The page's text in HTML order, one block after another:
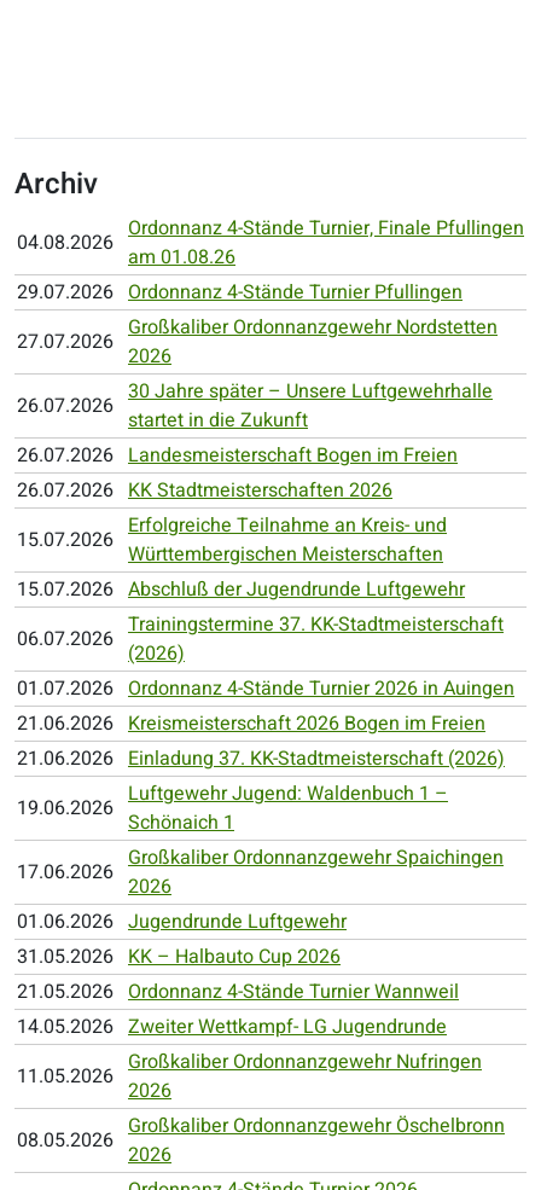
Archiv
04.08.2026 Ordonnanz 4-Stände Turnier, Finale Pfullingen
am 01.08.26
29.07.2026 Ordonnanz 4-Stände Turnier Pfullingen
27.07.2026 Großkaliber Ordonnanzgewehr Nordstetten
2026
26.07.2026 30 Jahre später – Unsere Luftgewehrhalle
startet in die Zukunft
26.07.2026 Landesmeisterschaft Bogen im Freien
26.07.2026 KK Stadtmeisterschaften 2026
15.07.2026 Erfolgreiche Teilnahme an Kreis- und
Württembergischen Meisterschaften
15.07.2026 Abschluß der Jugendrunde Luftgewehr
06.07.2026 Trainingstermine 37. KK-Stadtmeisterschaft
(2026)
01.07.2026 Ordonnanz 4-Stände Turnier 2026 in Auingen
21.06.2026 Kreismeisterschaft 2026 Bogen im Freien
21.06.2026 Einladung 37. KK-Stadtmeisterschaft (2026)
19.06.2026 Luftgewehr Jugend: Waldenbuch 1 –
Schönaich 1
17.06.2026 Großkaliber Ordonnanzgewehr Spaichingen
2026
01.06.2026 Jugendrunde Luftgewehr
31.05.2026 KK – Halbauto Cup 2026
21.05.2026 Ordonnanz 4-Stände Turnier Wannweil
14.05.2026 Zweiter Wettkampf- LG Jugendrunde
11.05.2026 Großkaliber Ordonnanzgewehr Nufringen
2026
08.05.2026 Großkaliber Ordonnanzgewehr Öschelbronn
2026